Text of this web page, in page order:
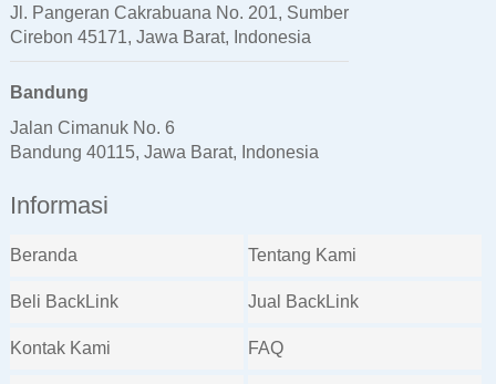
Jl. Pangeran Cakrabuana No. 201, Sumber
Cirebon 45171, Jawa Barat, Indonesia
Bandung
Jalan Cimanuk No. 6
Bandung 40115, Jawa Barat, Indonesia
Informasi
Beranda Tentang Kami
Beli BackLink Jual BackLink
Kontak Kami FAQ